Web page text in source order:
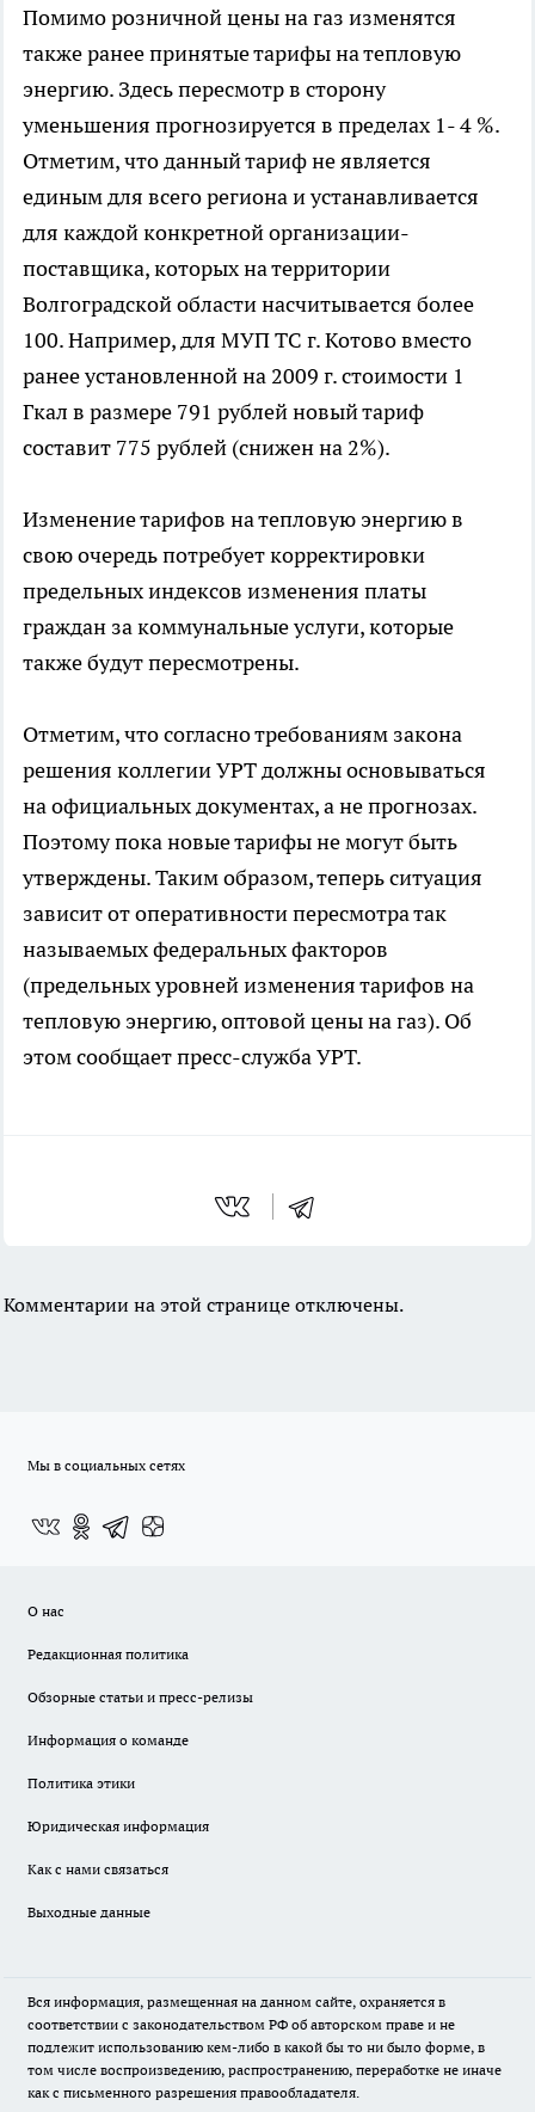
Помимо розничной цены на газ изменятся
также ранее принятые тарифы на тепловую
энергию. Здесь пересмотр в сторону
уменьшения прогнозируется в пределах 1- 4 %.
Отметим, что данный тариф не является
единым для всего региона и устанавливается
для каждой конкретной организации-
поставщика, которых на территории
Волгоградской области насчитывается более
100. Например, для МУП ТС г. Котово вместо
ранее установленной на 2009 г. стоимости 1
Гкал в размере 791 рублей новый тариф
составит 775 рублей (снижен на 2%).
Изменение тарифов на тепловую энергию в
свою очередь потребует корректировки
предельных индексов изменения платы
граждан за коммунальные услуги, которые
также будут пересмотрены.
Отметим, что согласно требованиям закона
решения коллегии УРТ должны основываться
на официальных документах, а не прогнозах.
Поэтому пока новые тарифы не могут быть
утверждены. Таким образом, теперь ситуация
зависит от оперативности пересмотра так
называемых федеральных факторов
(предельных уровней изменения тарифов на
тепловую энергию, оптовой цены на газ). Об
этом сообщает пресс-служба УРТ.
Комментарии на этой странице отключены.
Мы в социальных сетях
О нас
Редакционная политика
Обзорные статьи и пресс-релизы
Информация о команде
Политика этики
Юридическая информация
Как с нами связаться
Выходные данные
Вся информация, размещенная на данном сайте, охраняется в
соответствии с законодательством РФ об авторском праве и не
подлежит использованию кем-либо в какой бы то ни было форме, в
том числе воспроизведению, распространению, переработке не иначе
как с письменного разрешения правообладателя.